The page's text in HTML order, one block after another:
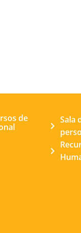
de
Sala